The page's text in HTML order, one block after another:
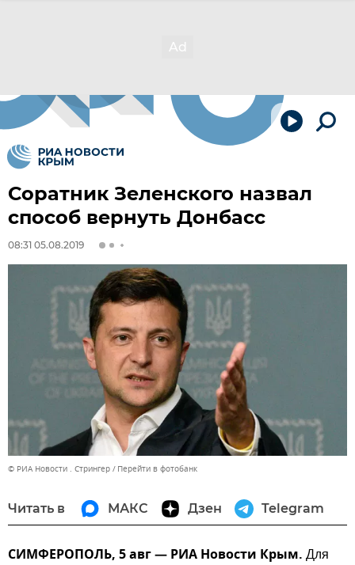
Соратник Зеленского назвал
способ вернуть Донбасс
08:31 05.08.2019
© РИА Новости . Стрингер Перейти в фотобанк
Читать в МАКС Дзен Telegram
СИМФЕРОПОЛЬ, 5 авг — РИА Новости Крым. Для